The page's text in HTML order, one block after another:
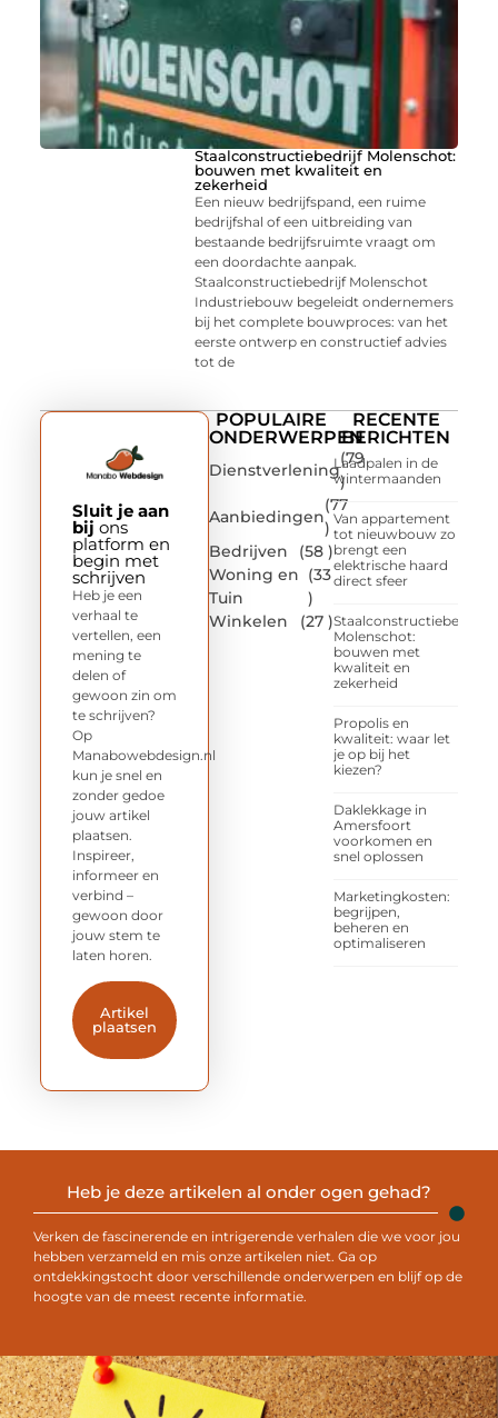
Staalconstructiebedrijf Molenschot:
bouwen met kwaliteit en
zekerheid
Een nieuw bedrijfspand, een ruime
bedrijfshal of een uitbreiding van
bestaande bedrijfsruimte vraagt om
een doordachte aanpak.
Staalconstructiebedrijf Molenschot
Industriebouw begeleidt ondernemers
bij het complete bouwproces: van het
eerste ontwerp en constructief advies
tot de
POPULAIRE
ONDERWERPEN
Dienstverlening
(79
)
Aanbiedingen
(77
)
Bedrijven
(58 )
Woning en
Tuin
(33
)
Winkelen
(27 )
RECENTE
BERICHTEN
Laadpalen in de
wintermaanden
Van appartement
tot nieuwbouw zo
brengt een
elektrische haard
direct sfeer
Staalconstructiebedrijf
Molenschot:
bouwen met
kwaliteit en
zekerheid
Propolis en
kwaliteit: waar let
je op bij het
kiezen?
Daklekkage in
Amersfoort
voorkomen en
snel oplossen
Marketingkosten:
begrijpen,
beheren en
optimaliseren
Sluit je aan
bij ons
platform en
begin met
schrijven
Heb je een
verhaal te
vertellen, een
mening te
delen of
gewoon zin om
te schrijven?
Op
Manabowebdesign.nl
kun je snel en
zonder gedoe
jouw artikel
plaatsen.
Inspireer,
informeer en
verbind –
gewoon door
jouw stem te
laten horen.
Artikel
plaatsen
Heb je deze artikelen al onder ogen gehad?
Verken de fascinerende en intrigerende verhalen die we voor jou
hebben verzameld en mis onze artikelen niet. Ga op
ontdekkingstocht door verschillende onderwerpen en blijf op de
hoogte van de meest recente informatie.